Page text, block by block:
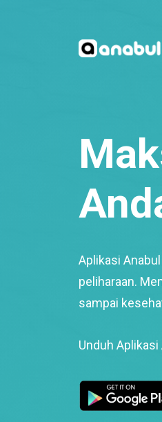
Aplikasi
peliharaan.
sampai
Unduh